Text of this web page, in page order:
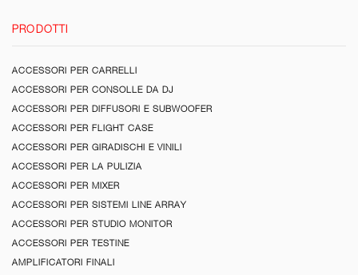
PRODOTTI
ACCESSORI PER CARRELLI
ACCESSORI PER CONSOLLE DA DJ
ACCESSORI PER DIFFUSORI E SUBWOOFER
ACCESSORI PER FLIGHT CASE
ACCESSORI PER GIRADISCHI E VINILI
ACCESSORI PER LA PULIZIA
ACCESSORI PER MIXER
ACCESSORI PER SISTEMI LINE ARRAY
ACCESSORI PER STUDIO MONITOR
ACCESSORI PER TESTINE
AMPLIFICATORI FINALI